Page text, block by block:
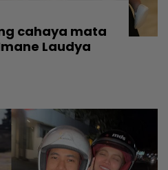
cahaya mata
Laudya